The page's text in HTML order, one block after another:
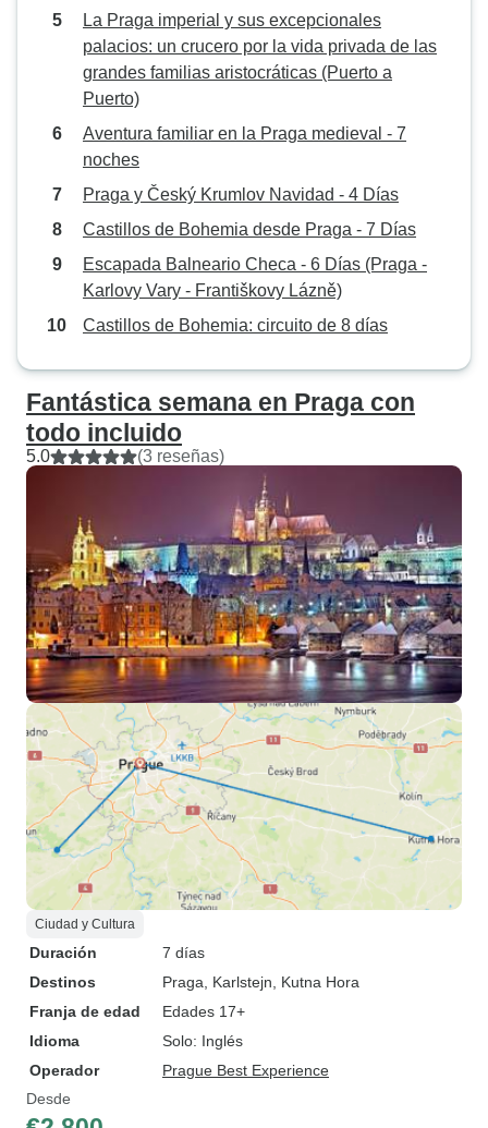
La Praga imperial y sus excepcionales
palacios: un crucero por la vida privada de las
grandes familias aristocráticas (Puerto a
Puerto)
Aventura familiar en la Praga medieval - 7
noches
Praga y Český Krumlov Navidad - 4 Días
Castillos de Bohemia desde Praga - 7 Días
Escapada Balneario Checa - 6 Días (Praga -
Karlovy Vary - Františkovy Lázně)
Castillos de Bohemia: circuito de 8 días
Fantástica semana en Praga con
todo incluido
5.0 (3 reseñas)
Ciudad y Cultura
Duración
7 días
Destinos
Praga , Karlstejn , Kutna Hora
Franja de edad
Edades 17+
Idioma
Solo: Inglés
Operador
Prague Best Experience
Desde